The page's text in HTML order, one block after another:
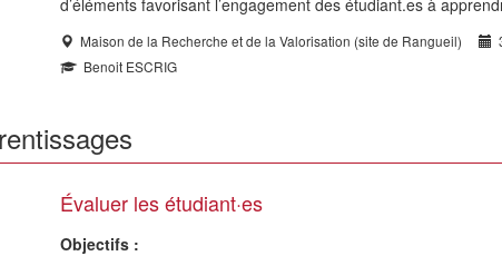
d’éléments favorisant l’engagement des étudiant.es à
Maison de la Recherche et de la Valorisation (site de Rangueil)
Benoit ESCRIG
Évaluer les étudiant·es
Objectifs :